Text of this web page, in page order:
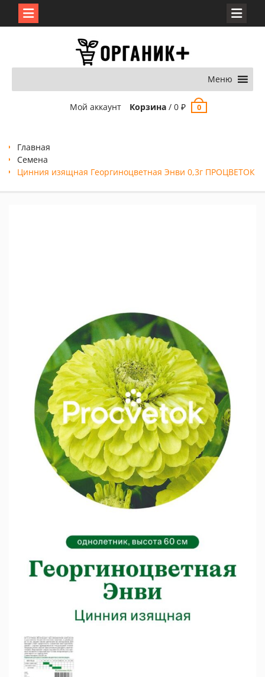
Меню
Мой аккаунт Корзина/ 0 ₽ 0
Главная
Семена
Цинния изящная Георгиноцветная Энви 0,3г ПРОЦВЕТОК